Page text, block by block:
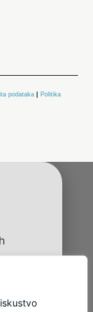
podataka
Politika
u nama